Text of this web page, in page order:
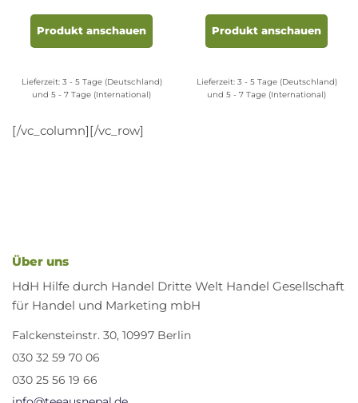
Produkt anschauen
weist
Lieferzeit: 3 - 5 Tage (Deutschland)
und 5 - 7 Tage (International)
Produkt anschauen
Lieferzeit: 3 - 5 Tage (Deutschland)
und 5 - 7 Tage (International)
[/vc_column][/vc_row]
Über uns
HdH Hilfe durch Handel Dritte Welt Handel Gesellschaft
für Handel und Marketing mbH
Falckensteinstr. 30, 10997 Berlin
030 32 59 70 06
030 25 56 19 66